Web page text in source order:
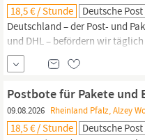
18,5 € / Stunde Deutsche Post
Deutschland – der Post- und
und DHL – befördern wir
6,7 Millionen Pakete. Das sind
annähernd so beeindruckend
unserer Mitarbeiter:innen, die
Zusteller:innen, die
Postbote für Pakete und
09.08.2026 Rheinland Pfalz, Alzey
18,5 € / Stunde Deutsche Post